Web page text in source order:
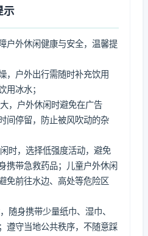
示
户外休闲健康与安全，温馨提
，户外出行需随时补充饮用
用冰水；
，户外休闲时避免在广告
间停留，防止被风吹动的杂
时，选择低强度活动，避免
携带急救药品；儿童户外休闲
免前往水边、高处等危险区
随身携带少量纸巾、湿巾、
遵守当地公共秩序，不随意踩